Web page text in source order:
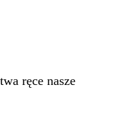
ręce nasze